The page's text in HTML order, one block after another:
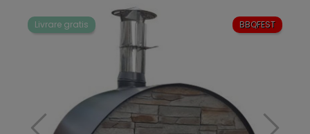
BBQFEST
Livrare gratis